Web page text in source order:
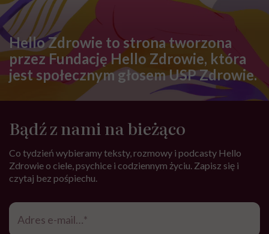
Hello Zdrowie to strona tworzona
przez Fundację Hello Zdrowie, która
jest społecznym głosem USP Zdrowie.
Bądź z nami na bieżąco
Co tydzień wybieramy teksty, rozmowy i podcasty Hello
Zdrowie o ciele, psychice i codziennym życiu. Zapisz się i
czytaj bez pośpiechu.
Adres
mail*